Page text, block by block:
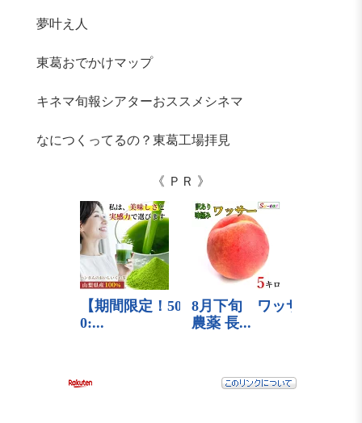
夢叶え人
東葛おでかけマップ
キネマ旬報シアターおススメシネマ
なにつくってるの？東葛工場拝見
《 ＰＲ 》